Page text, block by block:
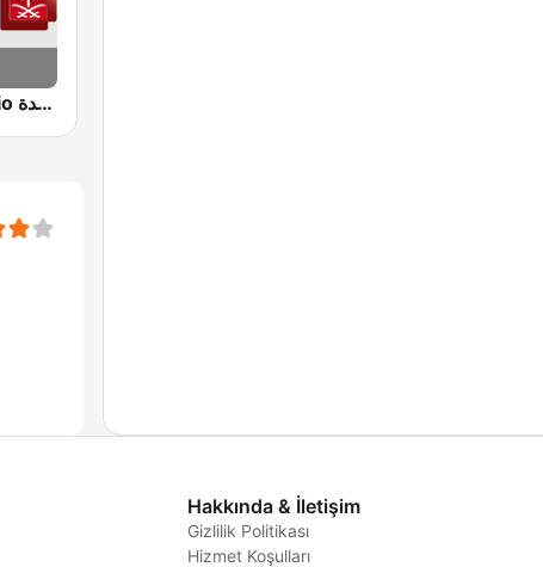
Jeddah Radio اذاعة جدة
Hakkında & İletişim
Gizlilik Politikası
Hizmet Koşulları